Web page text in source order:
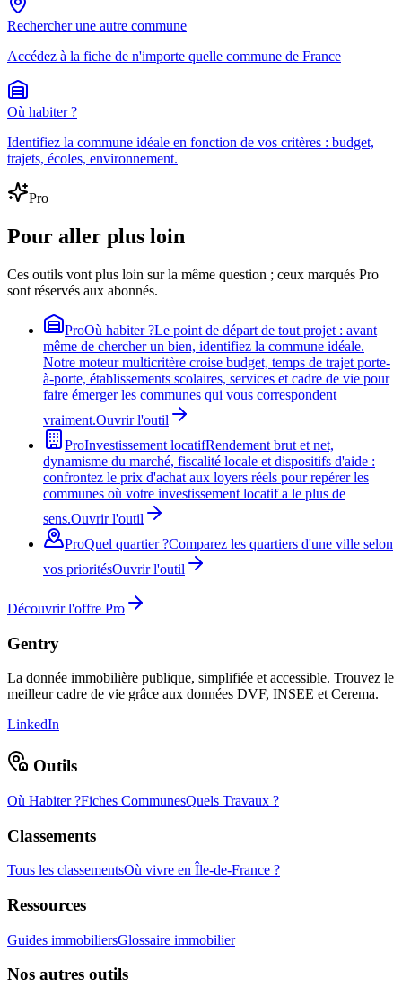
Rechercher une autre commune
Accédez à la fiche de n'importe quelle commune de France
Où habiter ?
Identifiez la commune idéale en fonction de vos critères : budget,
trajets, écoles, environnement.
Pro
Pour aller plus loin
Ces outils vont plus loin sur la même question ; ceux marqués Pro
sont réservés aux abonnés.
ProOù habiter ?Le point de départ de tout projet : avant
même de chercher un bien, identifiez la commune idéale.
Notre moteur multicritère croise budget, temps de trajet porte-
à-porte, établissements scolaires, services et cadre de vie pour
faire émerger les communes qui vous correspondent
vraiment.Ouvrir l'outil
ProInvestissement locatifRendement brut et net,
dynamisme du marché, fiscalité locale et dispositifs d'aide :
confrontez le prix d'achat aux loyers réels pour repérer les
communes où votre investissement locatif a le plus de
sens.Ouvrir l'outil
ProQuel quartier ?Comparez les quartiers d'une ville selon
vos prioritésOuvrir l'outil
Découvrir l'offre Pro
Gentry
La donnée immobilière publique, simplifiée et accessible. Trouvez le
meilleur cadre de vie grâce aux données DVF, INSEE et Cerema.
LinkedIn
Outils
Où Habiter ?Fiches CommunesQuels Travaux ?
Classements
Tous les classementsOù vivre en Île-de-France ?
Ressources
Guides immobiliersGlossaire immobilier
Nos autres outils